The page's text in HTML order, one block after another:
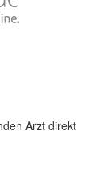
Arzt direkt